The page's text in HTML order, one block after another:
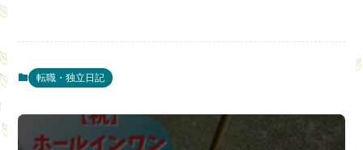
転職・独立日記